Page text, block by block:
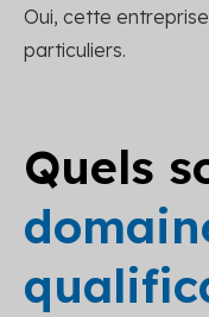
Oui, cette
particuliers.
Quels